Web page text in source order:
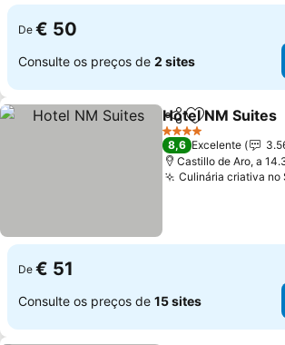
De € 50
Consulte os preços de 2 sites
PartilharAdicionar
Hotel NM Suites
4 Estrelas
8,6 Excelente
Castillo de Aro, a
Culinária criativa no
De € 51
Consulte os preços de 15 sites